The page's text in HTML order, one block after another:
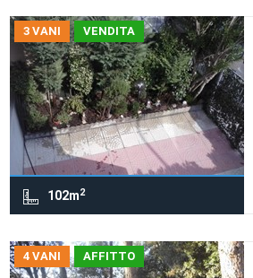
3 VANI VENDITA
102m2
4 VANI AFFITTO